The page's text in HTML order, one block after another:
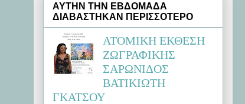
ΑΥΤΗΝ ΤΗΝ ΕΒΔΟΜΑΔΑ
ΔΙΑΒΑΣΤΗΚΑΝ ΠΕΡΙΣΣΟΤΕΡΟ
ΑΤΟΜΙΚΗ ΕΚΘΕΣΗ
ΖΩΓΡΑΦΙΚΗΣ
ΣΑΡΩΝΙΔΟΣ
ΒΑΤΙΚΙΩΤΗ
ΓΚΑΤΣΟΥ